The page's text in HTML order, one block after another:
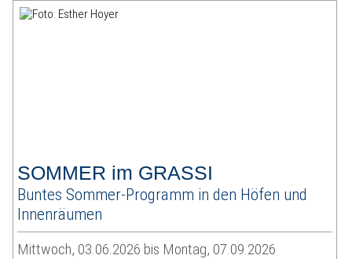
SOMMER im GRASSI
Buntes Sommer-Programm in den Höfen und
Innenräumen
Mittwoch, 03.06.2026 bis Montag, 07.09.2026